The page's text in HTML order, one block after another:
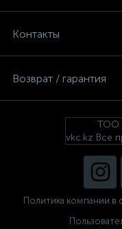
Контакты
Возврат / гарантия
ТОО
vkc.kz Все
Политика компании